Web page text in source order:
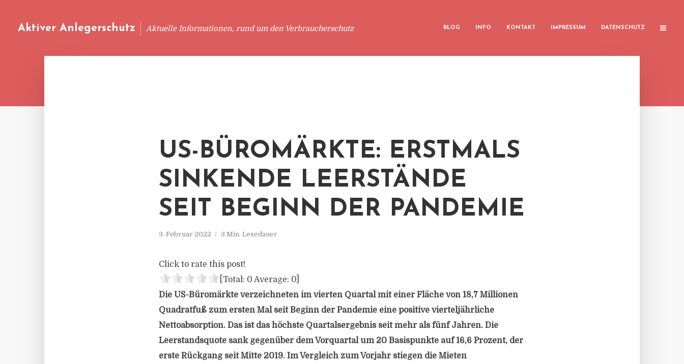
Aktiver Anlegerschutz Aktuelle Informationen, rund um den Verbraucherschutz BLOG INFO KONTAKT IMPRESSUM DATENSCHUTZ
US-BÜROMÄRKTE: ERSTMALS
SINKENDE LEERSTÄNDE
SEIT BEGINN DER PANDEMIE
3. Februar 2022 3 Min. Lesedauer
Click to rate this post!
[Total: 0 Average: 0
Die US-Büromärkte verzeichneten im vierten Quartal mit einer Fläche von 18,7 Millionen
Quadratfuß zum ersten Mal seit Beginn der Pandemie eine positive vierteljährliche
Nettoabsorption. Das ist das höchste Quartalsergebnis seit mehr als fünf Jahren. Die
Leerstandsquote sank gegenüber dem Vorquartal um 20 Basispunkte auf 16,6 Prozent, der
erste Rückgang seit Mitte 2019. Im Vergleich zum Vorjahr stiegen die Mieten